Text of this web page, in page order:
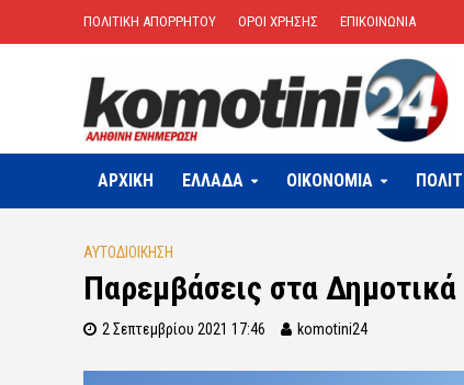
ΠΟΛΙΤΙΚΗ ΑΠΟΡΡΗΤΟΥ ΟΡΟΙ ΧΡΗΣΗΣ ΕΠΙΚΟΙΝΩΝΙΑ
ΑΡΧΙΚΗ ΕΛΛΑΔΑ OIKONOMIA
ΑΥΤΟΔΙΟΙΚΗΣΗ
Παρεμβάσεις στα
2 Σεπτεμβρίου 2021 17:46 komotini24